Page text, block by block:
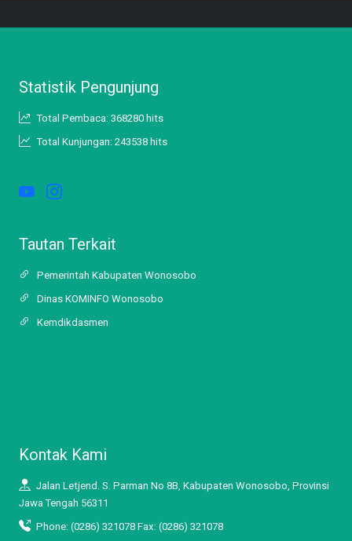
Statistik Pengunjung
Total Pembaca: 368280 hits
Total Kunjungan: 243538 hits
Tautan Terkait
Pemerintah Kabupaten Wonosobo
Dinas KOMINFO Wonosobo
Kemdikdasmen
Kontak Kami
Jalan Letjend. S. Parman No 8B, Kabupaten Wonosobo, Provinsi
Jawa Tengah 56311
Phone: (0286) 321078 Fax: (0286) 321078